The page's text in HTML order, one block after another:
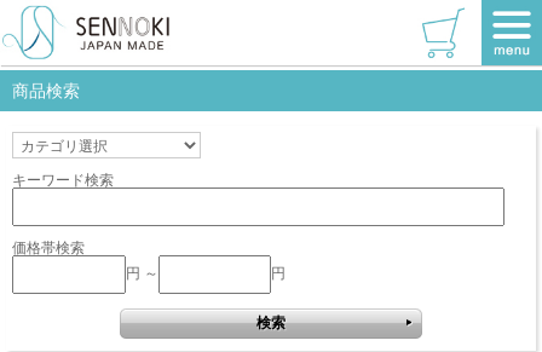
TOP >
該当商品はありません。
商品検索
キーワード検索
価格帯検索
円 ～
円